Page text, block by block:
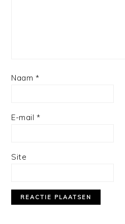
Naam *
E-mail *
Site